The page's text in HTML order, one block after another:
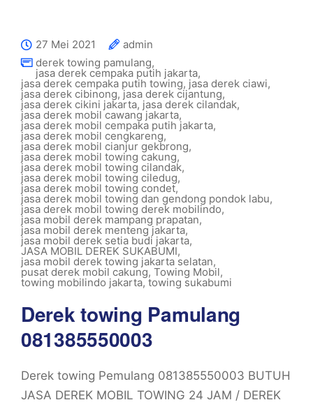
27 Mei 2021
admin
derek towing pamulang,
jasa derek cempaka putih jakarta,
jasa derek cempaka putih towing, jasa derek ciawi,
jasa derek cibinong,jasa derek cijantung,
jasa derek cikini jakarta, jasa derek cilandak,
jasa derek mobil cawang jakarta,
jasa derek mobil cempaka putih jakarta,
jasa derek mobil cengkareng,
jasa derek mobil cianjur gekbrong,
jasa derek mobil towing cakung,
jasa derek mobil towing cilandak,
jasa derek mobil towing ciledug,
jasa derek mobil towing condet,
jasa derek mobil towing dan gendong pondok labu,
jasa derek mobil towing derek mobilindo,
jasa mobil derek mampang prapatan,
jasa mobil derek menteng jakarta,
jasa mobil derek setia budi jakarta,
JASA MOBIL DEREK SUKABUMI,
jasa mobil derek towing jakarta selatan,
pusat derek mobil cakung, Towing Mobil,
towing mobilindo jakarta,towing sukabumi
Derek towing Pamulang
081385550003
Derek towing Pemulang 081385550003 BUTUH
JASA DEREK MOBIL TOWING 24 JAM / DEREK